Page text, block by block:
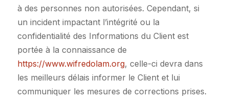
à des personnes non autorisées. Cependant, si
un incident impactant l’intégrité ou la
confidentialité des Informations du Client est
portée à la connaissance de
https://www.wifredolam.org, celle-ci devra dans
les meilleurs délais informer le Client et lui
communiquer les mesures de corrections prises.